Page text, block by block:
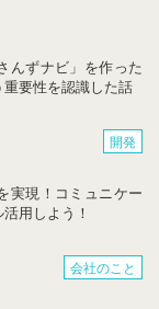
んずナビ」を作った
要性を認識した話
開発
実現！コミュニケー
用しよう！
会社のこと